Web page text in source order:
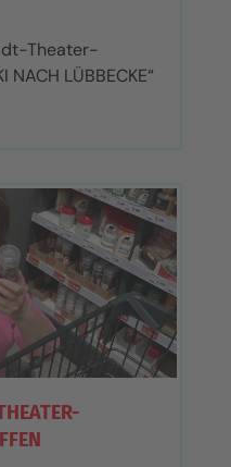
Theater-
NACH LÜBBECKE“